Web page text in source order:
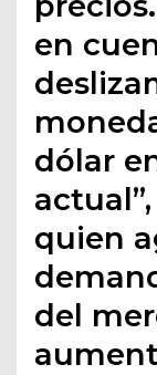
en
dólar
quien
del